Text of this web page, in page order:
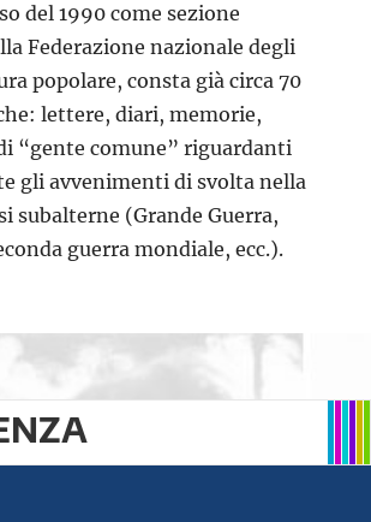
del 1990 come sezione
Federazione nazionale degli
popolare, consta già circa 70
lettere, diari, memorie,
“gente comune” riguardanti
gli avvenimenti di svolta nella
subalterne (Grande Guerra,
guerra mondiale, ecc.).